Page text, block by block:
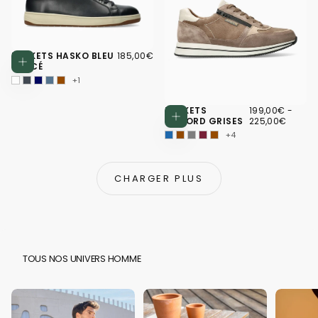
Choisissez des options
BASKETS HASKO BLEU
FONCÉ
185,00€
PRIX
185,00€
+1
Choisissez
BASKETS
GILFORD GRISES
199,00€
PRIX
MINIMUM
199,00€ -
225,00€
+4
CHARGER PLUS
TOUS NOS UNIVERS HOMME